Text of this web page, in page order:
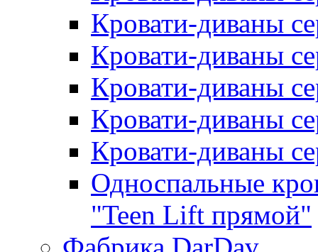
Кровати-диваны
Кровати-диваны
Кровати-диваны
Кровати-диваны
Кровати-диваны
Односпальные
"Teen Lift прямой"